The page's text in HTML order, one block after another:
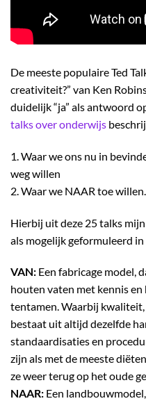
De meeste populaire Ted
creativiteit?” van Ken
duidelijk “ja” als antwoord
talks over onderwijs
1. Waar we ons nu in
weg willen
2. Waar we NAAR toe willen.
Hierbij uit deze 25 talks
als mogelijk geformuleerd
VAN: Een fabricage model,
houten vaten met kennis en
tentamen. Waarbij
bestaat uit altijd dezelfde
standaardisaties en
zijn als met de meeste
ze weer terug op het oude
NAAR: Een